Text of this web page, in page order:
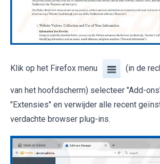
Klik op het Firefox menu (in de
van het hoofdscherm) selecteer "Add-
"Extensies" en verwijder alle recent
verdachte browser plug-ins.